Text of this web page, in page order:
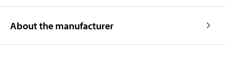
About the manufacturer